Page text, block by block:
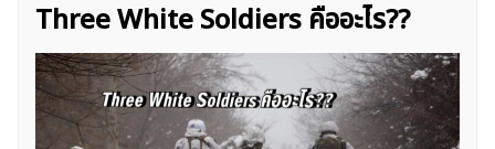
Three White Soldiers คืออะไร??